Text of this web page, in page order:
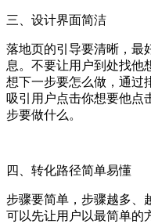
三、设计界面简洁
落地页的引导要清晰，最
息。不要让用户到处找他
想下一步要怎么做，通过
吸引用户点击你想要他点
步要做什么。
四、转化路径简单易懂
步骤要简单，步骤越多、
可以先让用户以最简单的